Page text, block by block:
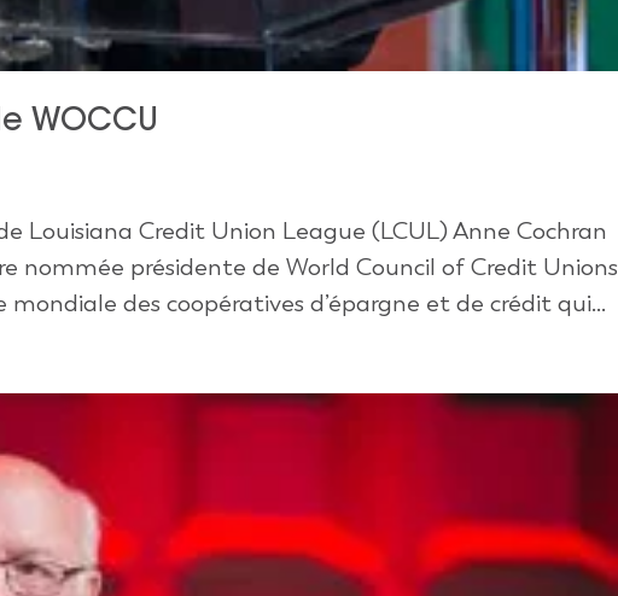
WOCCU
Louisiana Credit Union League (LCUL) Anne Cochran
nommée présidente de World Council of Credit Unions
des coopératives d’épargne et de crédit qui...